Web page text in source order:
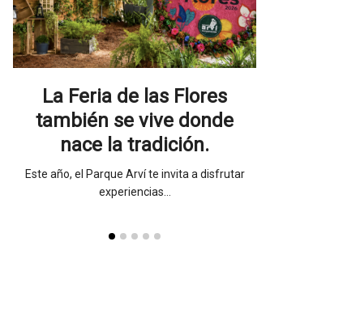
La Feria de las Flores
también se vive donde
nace la tradición.
Este año, el Parque Arví te invita a disfrutar
experiencias…